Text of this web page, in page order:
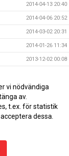
2014-04-13 20:40
2014-04-06 20:52
2014-03-02 20:31
2014-01-26 11:34
2013-12-02 00:08
2013-09-07 21:29
2013-08-26 21:09
vi nödvändiga
av.
t.ex. för statistik
dessa.